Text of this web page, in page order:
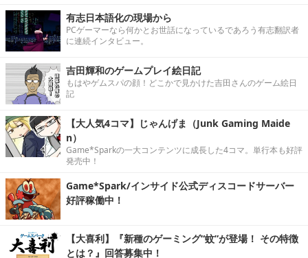
有志日本語化の現場から
PCゲーマーなら何かとお世話になっているであろう有志翻訳者
に連続インタビュー。
吉田輝和のゲームプレイ絵日記
もはやゲムスパの顔！どこかで見かけた吉田さんのゲーム絵日
記
【大人気4コマ】じゃんげま（Junk Gaming Maide
n）
Game*Sparkの一大コンテンツに成長した4コマ。単行本も好評
発売中！
Game*Spark/インサイド公式ディスコードサーバー
好評稼働中！
【大喜利】『新種のゲーミング“蚊”が登場！ その特徴
とは？』回答募集中！